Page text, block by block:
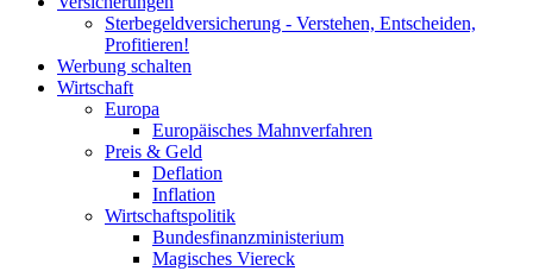
Sterbegeldversicherung - Verstehen, Entscheiden,
Profitieren!
Werbung schalten
Wirtschaft
Europa
Europäisches Mahnverfahren
Preis & Geld
Deflation
Inflation
Wirtschaftspolitik
Bundesfinanzministerium
Magisches Viereck